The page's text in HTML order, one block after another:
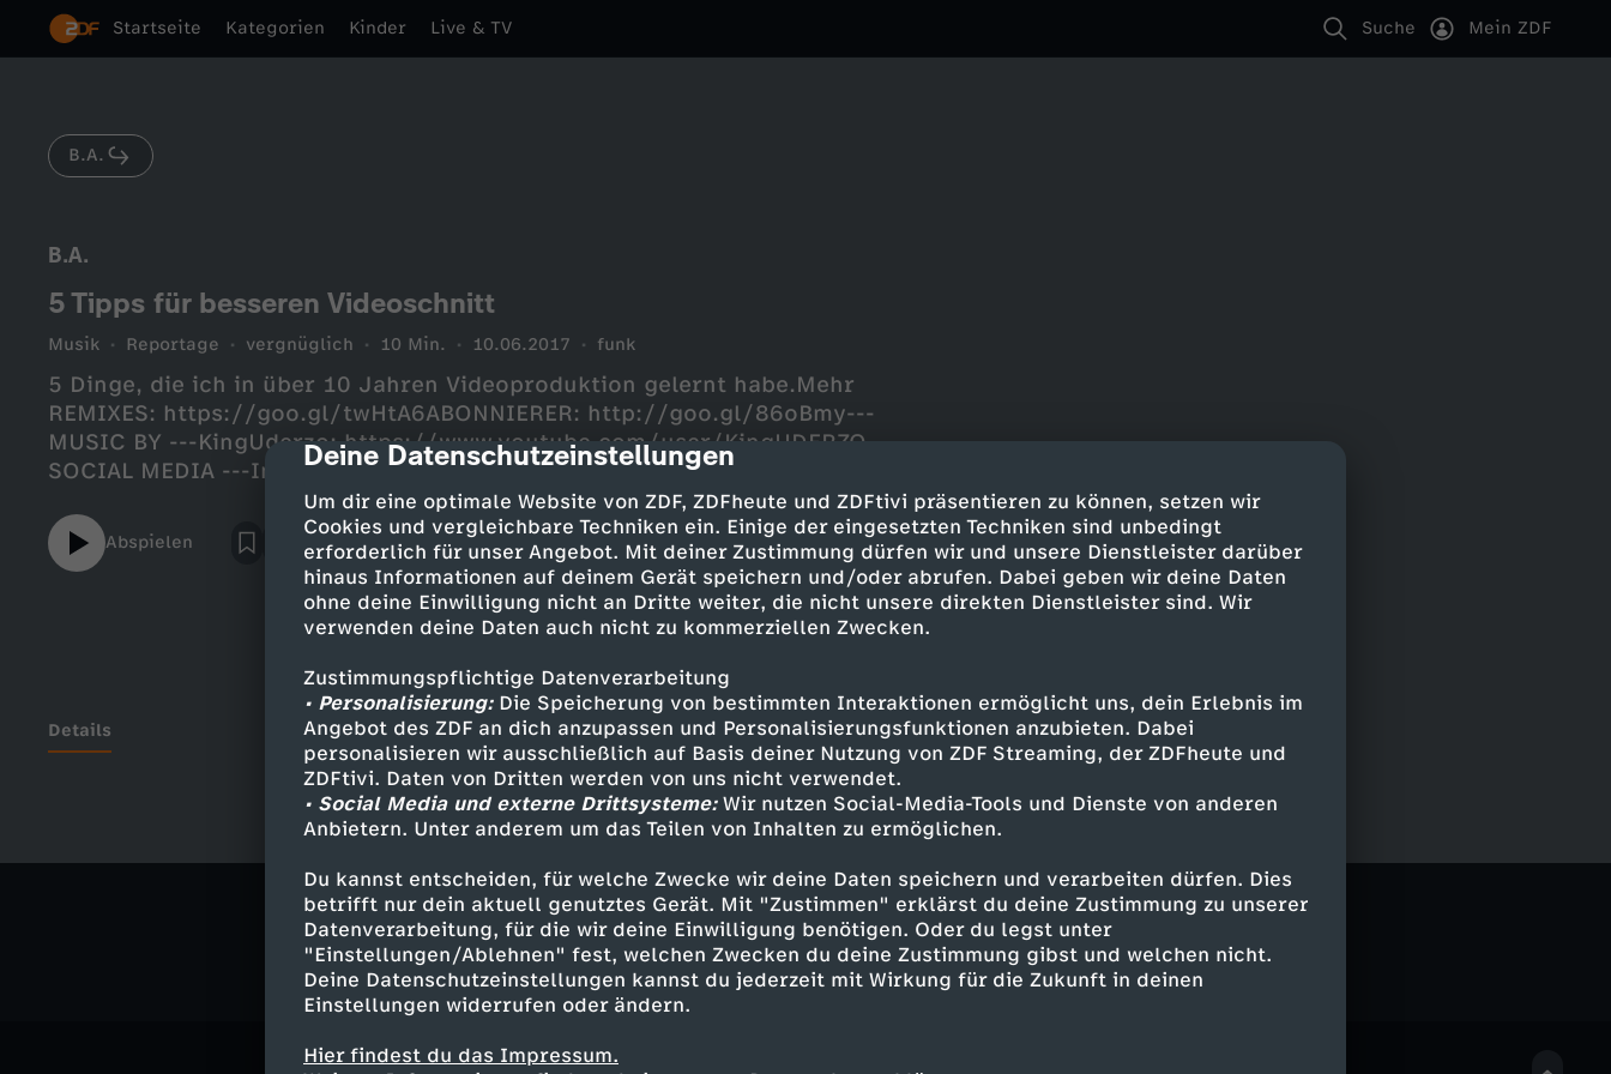
cmp-dialog-description
Deine Datenschutzeinstellungen
Um dir eine optimale Website von ZDF, ZDFheute und ZDFtivi präsentieren zu können, setzen wir
Cookies und vergleichbare Techniken ein. Einige der eingesetzten Techniken sind unbedingt
erforderlich für unser Angebot. Mit deiner Zustimmung dürfen wir und unsere Dienstleister darüber
hinaus Informationen auf deinem Gerät speichern und/oder abrufen. Dabei geben wir deine Daten
ohne deine Einwilligung nicht an Dritte weiter, die nicht unsere direkten Dienstleister sind. Wir
verwenden deine Daten auch nicht zu kommerziellen Zwecken.
Zustimmungspflichtige Datenverarbeitung
• Personalisierung:Die Speicherung von bestimmten Interaktionen ermöglicht uns, dein Erlebnis im
Angebot des ZDF an dich anzupassen und Personalisierungsfunktionen anzubieten. Dabei
personalisieren wir ausschließlich auf Basis deiner Nutzung von ZDF Streaming, der ZDFheute und
ZDFtivi. Daten von Dritten werden von uns nicht verwendet.
• Social Media und externe Drittsysteme:Wir nutzen Social-Media-Tools und Dienste von anderen
Anbietern. Unter anderem um das Teilen von Inhalten zu ermöglichen.
Du kannst entscheiden, für welche Zwecke wir deine Daten speichern und verarbeiten dürfen. Dies
betrifft nur dein aktuell genutztes Gerät. Mit "Zustimmen" erklärst du deine Zustimmung zu unserer
Datenverarbeitung, für die wir deine Einwilligung benötigen. Oder du legst unter
"Einstellungen/Ablehnen" fest, welchen Zwecken du deine Zustimmung gibst und welchen nicht.
Deine Datenschutzeinstellungen kannst du jederzeit mit Wirkung für die Zukunft in deinen
Einstellungen widerrufen oder ändern.
Hier findest du das Impressum.
Startseite Kategorien Kinder Live & TV Suche Mein ZDF
B.A.
B.A.
5 Tipps für besseren Videoschnitt
Musik Reportage vergnüglich 10 Min. 10.06.2017 funk
5 Dinge, die ich in über 10 Jahren Videoproduktion gelernt habe.Mehr
REMIXES: https://goo.gl/twHtA6ABONNIERER: http://goo.gl/86oBmy---
MUSIC BY ---KingUderzo: https://www.youtube.com/user/KingUDERZO---
SOCIAL MEDIA ---Instagram: https://instagram.com/bagoesproTwitter:
https://twitter.com/BATurkishSnapchat: ba.snappedFacebook:
https://www.facebook.com/b.a.turkish
Abspielen
Details
Ähnliche Inhalte entdecken
Musik Reportage vergnüglich B.A.